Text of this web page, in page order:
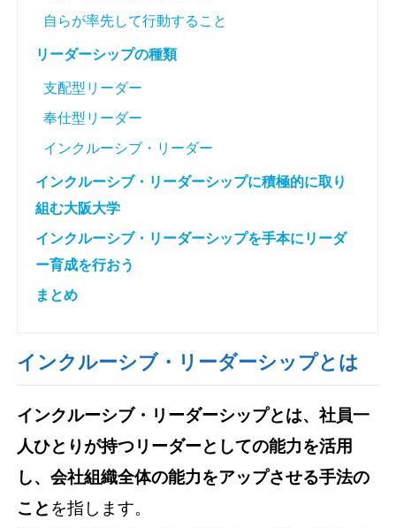
自らが率先して行動すること
リーダーシップの種類
支配型リーダー
奉仕型リーダー
インクルーシブ・リーダー
インクルーシブ・リーダーシップに積極的に取り
組む大阪大学
インクルーシブ・リーダーシップを手本にリーダ
ー育成を行おう
まとめ
インクルーシブ・リーダーシップとは
インクルーシブ・リーダーシップとは、社員一
人ひとりが持つリーダーとしての能力を活用
し、会社組織全体の能力をアップさせる手法の
こと を指します。